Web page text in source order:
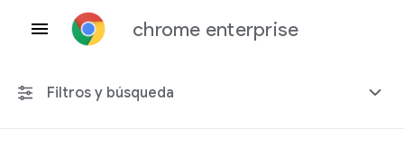
chrome enterprise
Filtros y búsqueda